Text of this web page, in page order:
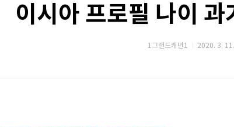
이시아 프로필 나이
1그랜드캐년1 2020. 3.